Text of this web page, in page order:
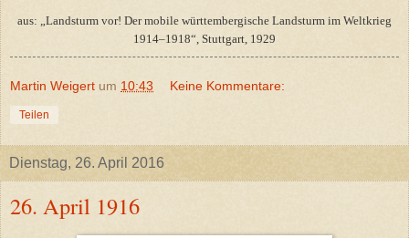
aus: „Landsturm vor! Der mobile württembergische Landsturm im Weltkrieg
1914–1918“, Stuttgart, 1929
Martin Weigert um 10:43 Keine Kommentare:
Teilen
Dienstag, 26. April 2016
26. April 1916